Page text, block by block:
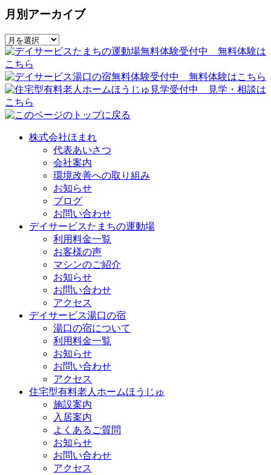
月別アーカイブ
株式会社ほまれ
代表あいさつ
会社案内
環境改善への取り組み
お知らせ
ブログ
お問い合わせ
デイサービスたまちの運動場
利用料金一覧
お客様の声
マシンのご紹介
お知らせ
お問い合わせ
アクセス
デイサービス湯口の宿
湯口の宿について
利用料金一覧
お知らせ
お問い合わせ
アクセス
住宅型有料老人ホームほうじゅ
施設案内
入居案内
よくあるご質問
お知らせ
お問い合わせ
アクセス